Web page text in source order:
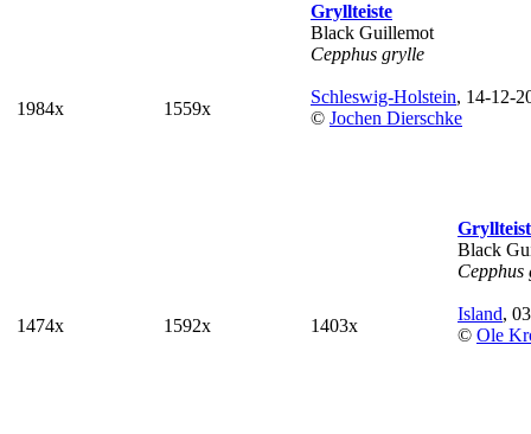
1984x 1559x
Gryllteiste
Black Guillemot
Cepphus grylle
Schleswig-Holstein, 14-12-
© Jochen Dierschke
1474x 1592x 1403x
Black
Cepphus
Island,
© Ole